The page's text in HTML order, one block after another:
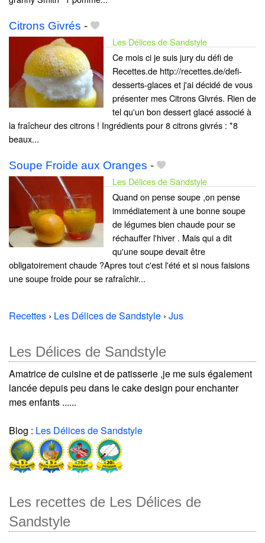
Citrons Givrés -
Les Délices de Sandstyle
Ce mois ci je suis jury du défi de
Recettes.de http://recettes.de/defi-
desserts-glaces et j'ai décidé de vous
présenter mes Citrons Givrés. Rien de
tel qu'un bon dessert glacé associé à
la fraîcheur des citrons ! Ingrédients pour 8 citrons givrés : *8
beaux...
Soupe Froide aux Oranges -
Les Délices de Sandstyle
Quand on pense soupe ,on pense
immédiatement à une bonne soupe
de légumes bien chaude pour se
réchauffer l'hiver . Mais qui a dit
qu'une soupe devait être
obligatoirement chaude ?Apres tout c'est l'été et si nous faisions
une soupe froide pour se rafraîchir...
Recettes › Les Délices de Sandstyle › Jus
Les Délices de Sandstyle
Amatrice de cuisine et de patisserie ,je me suis également
lancée depuis peu dans le cake design pour enchanter
mes enfants ......
Blog : Les Délices de Sandstyle
Les recettes de Les Délices de
Sandstyle